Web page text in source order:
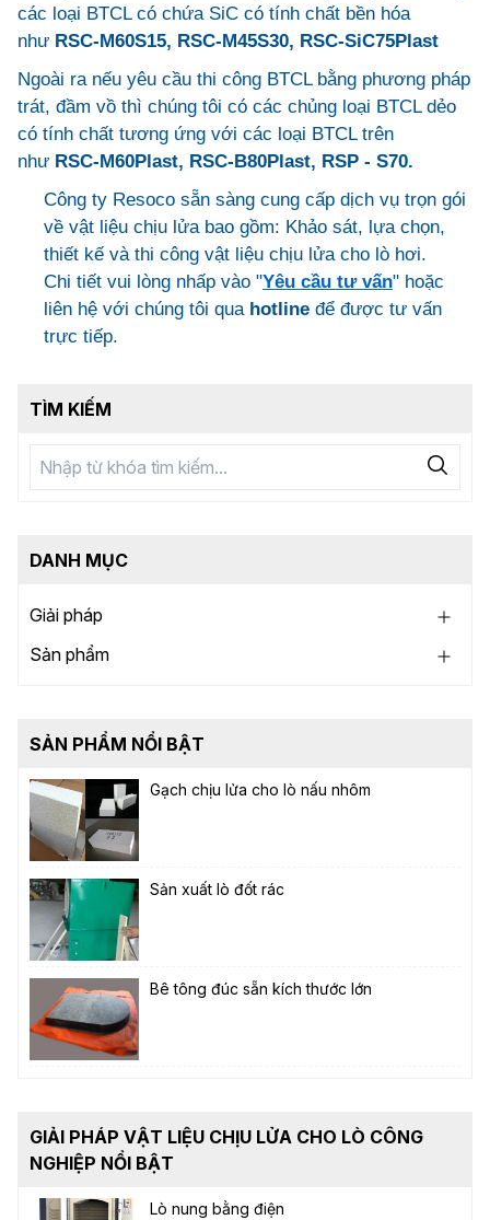
các loại BTCL có chứa SiC có tính chất bền hóa
như RSC-M60S15, RSC-M45S30, RSC-SiC75Plast
Ngoài ra nếu yêu cầu thi công BTCL bằng phương pháp
trát, đầm vồ thì chúng tôi có các chủng loại BTCL dẻo
có tính chất tương ứng với các loại BTCL trên
như RSC-M60Plast, RSC-B80Plast, RSP - S70.
Công ty Resoco sẵn sàng cung cấp dịch vụ trọn gói
về vật liệu chịu lửa bao gồm: Khảo sát, lựa chọn,
thiết kế và thi công vật liệu chịu lửa cho lò hơi.
Chi tiết vui lòng nhấp vào "Yêu cầu tư vấn" hoặc
liên hệ với chúng tôi qua hotline để được tư vấn
trực tiếp.
TÌM KIẾM
DANH MỤC
Giải pháp
Sản phẩm
SẢN PHẨM NỔI BẬT
Gạch chịu lửa cho lò nấu nhôm
Sản xuất lò đốt rác
Bê tông đúc sẵn kích thước lớn
GIẢI PHÁP VẬT LIỆU CHỊU LỬA CHO LÒ CÔNG
NGHIỆP NỔI BẬT
Lò nung bằng điện